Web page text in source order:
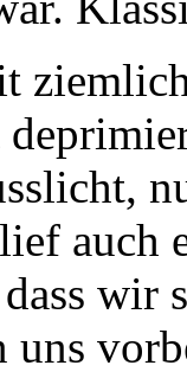
auch
wir
uns